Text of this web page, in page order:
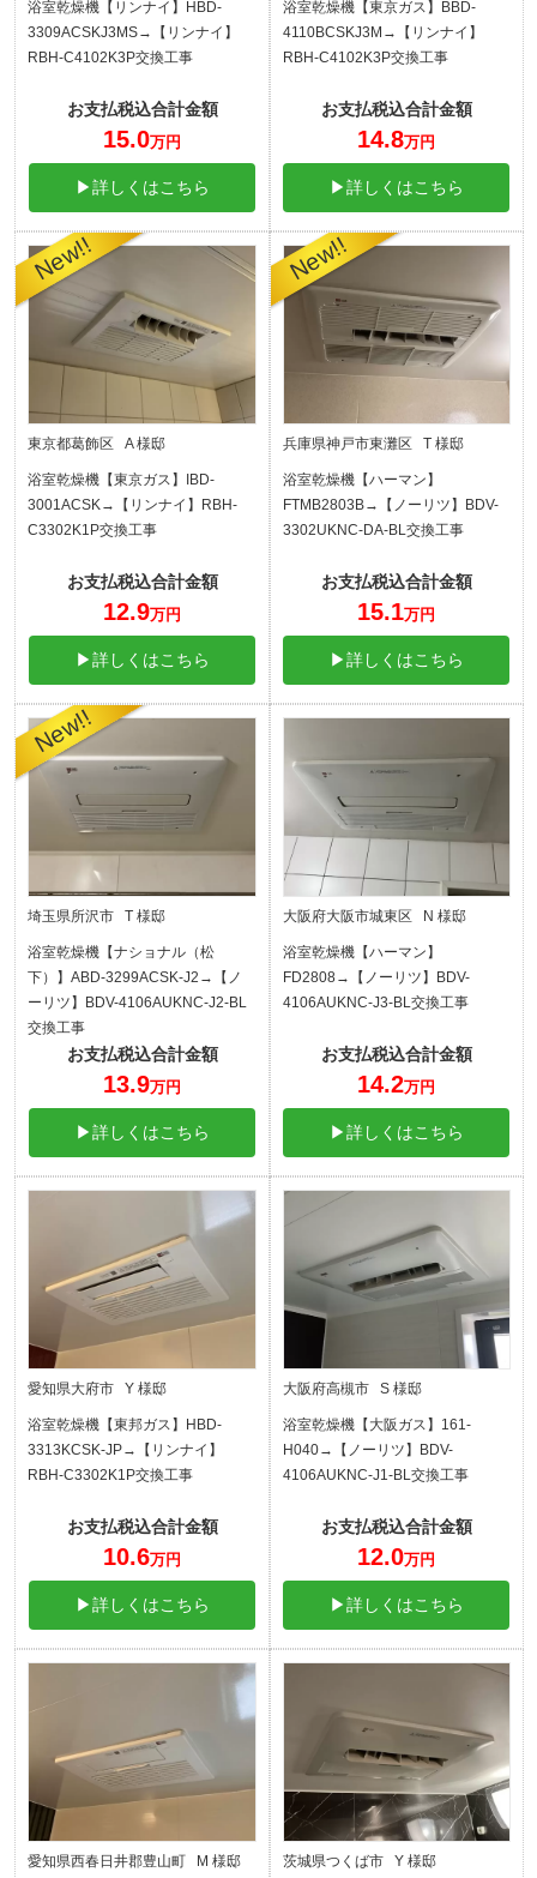
浴室乾燥機【リンナイ】HBD-
3309ACSKJ3MS→【リンナイ】
RBH-C4102K3P交換工事
お支払税込合計金額
15.0万円
▶詳しくはこちら
浴室乾燥機【東京ガス】BBD-
4110BCSKJ3M→【リンナイ】
RBH-C4102K3P交換工事
お支払税込合計金額
14.8万円
▶詳しくはこちら
東京都葛飾区 A 様邸
浴室乾燥機【東京ガス】IBD-
3001ACSK→【リンナイ】RBH-
C3302K1P交換工事
お支払税込合計金額
12.9万円
▶詳しくはこちら
兵庫県神戸市東灘区 T 様邸
浴室乾燥機【ハーマン】
FTMB2803B→【ノーリツ】BDV-
3302UKNC-DA-BL交換工事
お支払税込合計金額
15.1万円
▶詳しくはこちら
埼玉県所沢市 T 様邸
浴室乾燥機【ナショナル（松
下）】ABD-3299ACSK-J2→【ノ
ーリツ】BDV-4106AUKNC-J2-BL
交換工事
お支払税込合計金額
13.9万円
▶詳しくはこちら
大阪府大阪市城東区 N 様邸
浴室乾燥機【ハーマン】
FD2808→【ノーリツ】BDV-
4106AUKNC-J3-BL交換工事
お支払税込合計金額
14.2万円
▶詳しくはこちら
愛知県大府市 Y 様邸
浴室乾燥機【東邦ガス】HBD-
3313KCSK-JP→【リンナイ】
RBH-C3302K1P交換工事
お支払税込合計金額
10.6万円
▶詳しくはこちら
大阪府高槻市 S 様邸
浴室乾燥機【大阪ガス】161-
H040→【ノーリツ】BDV-
4106AUKNC-J1-BL交換工事
お支払税込合計金額
12.0万円
▶詳しくはこちら
愛知県西春日井郡豊山町 M 様邸 茨城県つくば市 Y 様邸